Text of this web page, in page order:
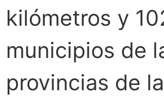
kilómetros y
municipios de
provincias de